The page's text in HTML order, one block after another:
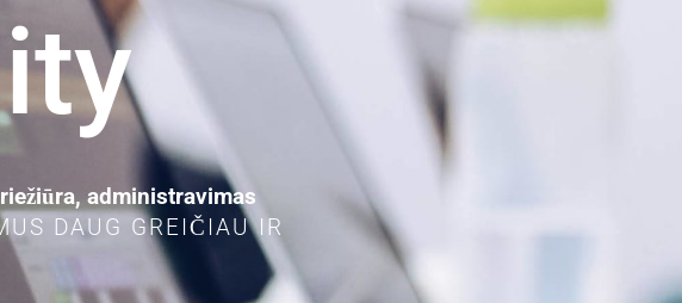
administravimas
DAUG GREIČIAU IR